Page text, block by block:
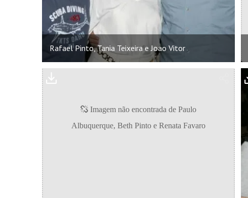
Rafael Pinto, Tania Teixeira e Joao Vitor